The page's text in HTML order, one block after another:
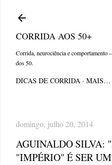
CORRIDA AOS 50+
Corrida, neurociência e comportamento
dos 50.
DICAS DE CORRIDA MAIS…
domingo, julho 20, 2014
AGUINALDO SILVA:
"IMPÉRIO" É SER